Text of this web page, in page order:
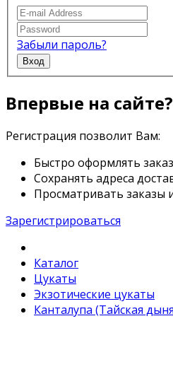
Забыли пароль?
Вход
Впервые на сайте?
Регистрация позволит Вам:
Быстро оформлять заказ
Сохранять адреса
Просматривать заказы
Зарегистрироваться
Каталог
Цукаты
Экзотические цукаты
Канталупа (Тайская